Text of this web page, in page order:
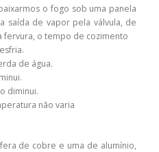
o fogo sob uma panela
saída de vapor pela válvula, de
fervura, o tempo de cozimento
de água.
diminui.
não varia
de cobre e uma de alumínio,